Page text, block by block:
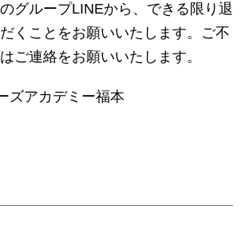
グループLINEから、できる限り退
くことをお願いいたします。ご不
ご連絡をお願いいたします。
アカデミー福本